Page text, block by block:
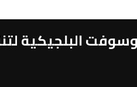
البلجيكية